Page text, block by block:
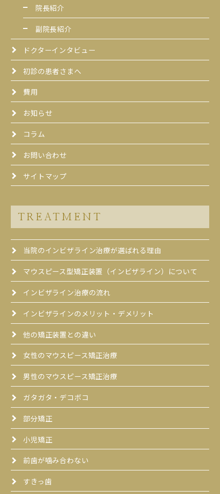
院長紹介
副院長紹介
ドクターインタビュー
初診の患者さまへ
費用
お知らせ
コラム
お問い合わせ
サイトマップ
TREATMENT
当院のインビザライン治療が選ばれる理由
マウスピース型矯正装置（インビザライン）について
インビザライン治療の流れ
インビザラインのメリット・デメリット
他の矯正装置との違い
女性のマウスピース矯正治療
男性のマウスピース矯正治療
ガタガタ・デコボコ
部分矯正
小児矯正
前歯が噛み合わない
すきっ歯